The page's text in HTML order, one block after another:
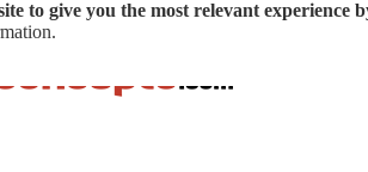
to give you the most relevant
.